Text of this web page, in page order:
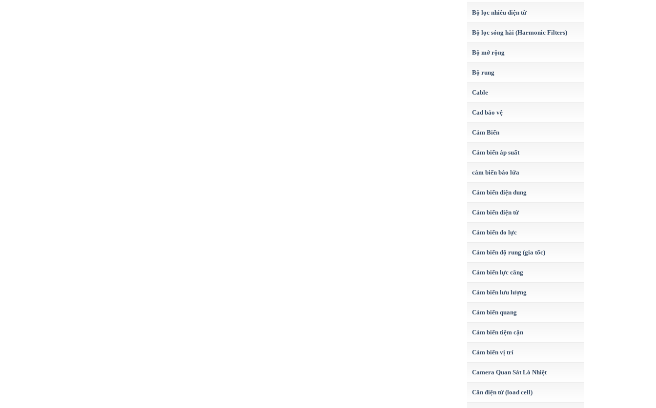
Bộ lọc nhiễu điện từ
Bộ lọc sóng hài (Harmonic Filters)
Bộ mở rộng
Bộ rung
Cable
Cad bảo vệ
Cảm Biến
Cảm biến áp suất
cảm biến báo lửa
Cảm biến điện dung
Cảm biến điện từ
Cảm biến đo lực
Cảm biến độ rung (gia tốc)
Cảm biến lực căng
Cảm biến lưu lượng
Cảm biến quang
Cảm biến tiệm cận
Cảm biến vị trí
Camera Quan Sát Lò Nhiệt
Cân điện tử (load cell)